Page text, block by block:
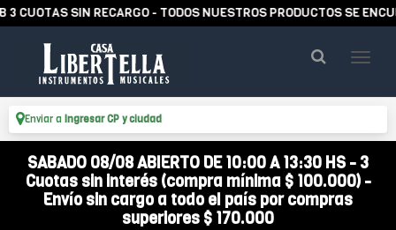
SIN RECARGO - TODOS NUESTROS PRODUCTOS SE
Enviar a Ingresar CP y ciudad
SABADO 08/08 ABIERTO DE 10:00 A 13:30 HS - 3
Cuotas sin interés (compra mínima $ 100.000) -
Envío sin cargo a todo el país por compras
superiores $ 170.000